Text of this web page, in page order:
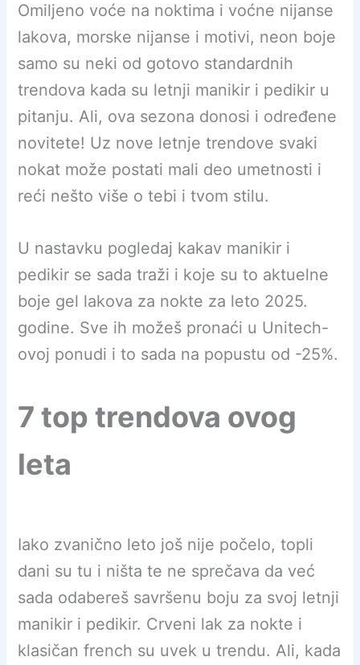
Omiljeno voće na noktima i voćne nijanse
lakova, morske nijanse i motivi, neon boje
samo su neki od gotovo standardnih
trendova kada su letnji manikir i pedikir u
pitanju. Ali, ova sezona donosi i određene
novitete! Uz nove letnje trendove svaki
nokat može postati mali deo umetnosti i
reći nešto više o tebi i tvom stilu.
U nastavku pogledaj kakav manikir i
pedikir se sada traži i koje su to aktuelne
boje gel lakova za nokte za leto 2025.
godine. Sve ih možeš pronaći u Unitech-
ovoj ponudi i to sada na popustu od -25%.
7 top trendova ovog
leta
Iako zvanično leto još nije počelo, topli
dani su tu i ništa te ne sprečava da već
sada odabereš savršenu boju za svoj letnji
manikir i pedikir. Crveni lak za nokte i
klasičan french su uvek u trendu. Ali, kada